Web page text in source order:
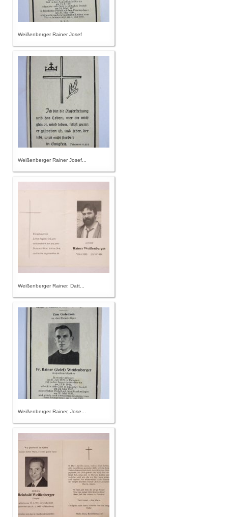
Weißenberger Rainer Josef
Weißenberger Rainer Josef...
Weißenberger Rainer, Datt...
Weißenberger Rainer, Jose...